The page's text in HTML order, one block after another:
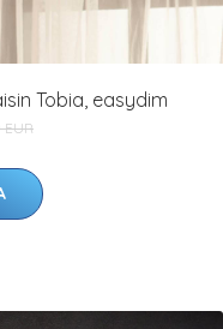
Tobia, easydim
EUR